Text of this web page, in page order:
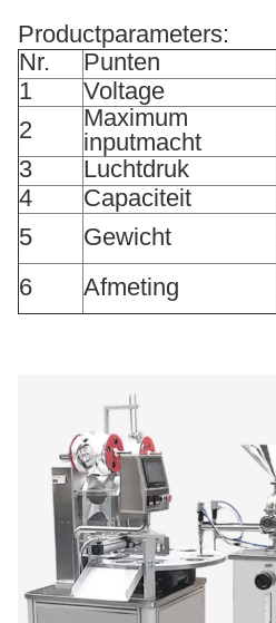
Productparameters:
Nr.
Punten
1
Voltage
2
Maximum
inputmacht
3
Luchtdruk
4
Capaciteit
5
Gewicht
6
Afmeting